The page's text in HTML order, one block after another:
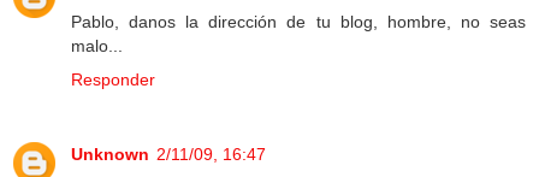
Pablo, danos la dirección de tu blog, hombre, no seas
malo...
Responder
Unknown 2/11/09, 16:47